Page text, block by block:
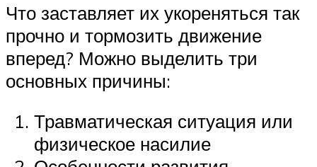
Что заставляет их укореняться так
прочно и тормозить движение
вперед? Можно выделить три
основных причины:
Травматическая ситуация или
физическое насилие